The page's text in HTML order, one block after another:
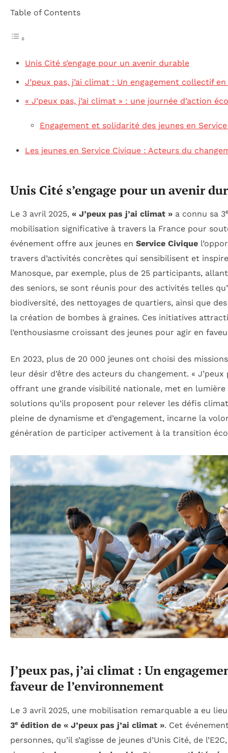
Table of Contents
Unis Cité s’engage pour un avenir durable
J’peux pas, j’ai climat : Un engagement collectif
« J’peux pas, j’ai climat » : une journée d’action
Engagement et solidarité des jeunes en
Les jeunes en Service Civique : Acteurs du
Unis Cité s’engage pour un avenir
Le 3 avril 2025, « J’peux pas j’ai climat » a connu sa
mobilisation significative à travers la France pour
événement offre aux jeunes en Service Civique
travers d’activités concrètes qui sensibilisent et
Manosque, par exemple, plus de 25 participants, allant
des seniors, se sont réunis pour des activités telles
biodiversité, des nettoyages de quartiers, ainsi que
la création de bombes à graines. Ces initiatives
l’enthousiasme croissant des jeunes pour agir en
En 2023, plus de 20 000 jeunes ont choisi des
leur désir d’être des acteurs du changement. « J’peux
offrant une grande visibilité nationale, met en
solutions qu’ils proposent pour relever les défis
pleine de dynamisme et d’engagement, incarne la
génération de participer activement à la transition
J’peux pas, j’ai climat : Un
faveur de l’environnement
Le 3 avril 2025, une mobilisation remarquable a eu
3ᵉ édition de « J’peux pas j’ai climat ». Cet
personnes, qu’il s’agisse de jeunes d’Unis Cité, de